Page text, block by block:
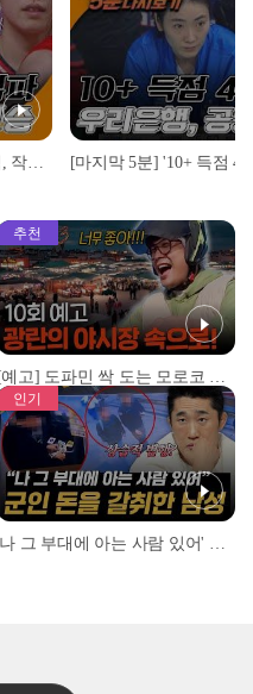
[마지막 5분] '창단 첫 4연승!' BNK 썸, 작년 챔피언 KB 스타즈 격파! I 2022-23 WKBL BNK 썸 vs KB 스타즈 2022.11.14
추천
[예고] 도파민 싹 도는 모로코 야시장 투어!
인기